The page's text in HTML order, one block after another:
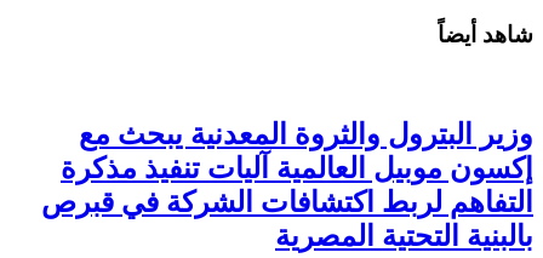
شاهد أيضاً
وزير البترول والثروة المعدنية يبحث مع
إكسون موبيل العالمية آليات تنفيذ مذكرة
التفاهم لربط اكتشافات الشركة في قبرص
بالبنية التحتية المصرية